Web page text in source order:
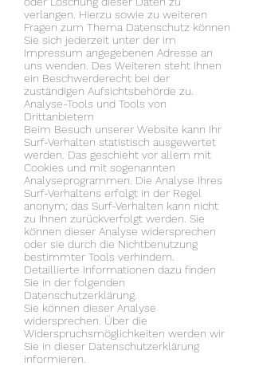
verlangen. Hierzu sowie zu weiteren
Fragen zum Thema Datenschutz können
Sie sich jederzeit unter der im
Impressum angegebenen Adresse an
uns wenden. Des Weiteren steht Ihnen
ein Beschwerderecht bei der
zuständigen Aufsichtsbehörde zu.
Analyse-Tools und Tools von
Drittanbietern
Beim Besuch unserer Website kann Ihr
Surf-Verhalten statistisch ausgewertet
werden. Das geschieht vor allem mit
Cookies und mit sogenannten
Analyseprogrammen. Die Analyse Ihres
Surf-Verhaltens erfolgt in der Regel
anonym; das Surf-Verhalten kann nicht
zu Ihnen zurückverfolgt werden. Sie
können dieser Analyse widersprechen
oder sie durch die Nichtbenutzung
bestimmter Tools verhindern.
Detaillierte Informationen dazu finden
Sie in der folgenden
Datenschutzerklärung.
Sie können dieser Analyse
widersprechen. Über die
Widerspruchsmöglichkeiten werden wir
Sie in dieser Datenschutzerklärung
informieren.